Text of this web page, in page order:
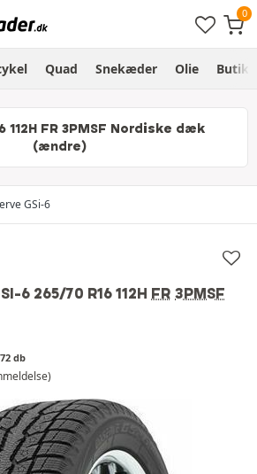
Quad Snekæder Olie Butik
112H FR 3PMSF Nordiske dæk
(ændre)
GSi-6
6 265/70 R16 112H FR 3PMSF
72 db